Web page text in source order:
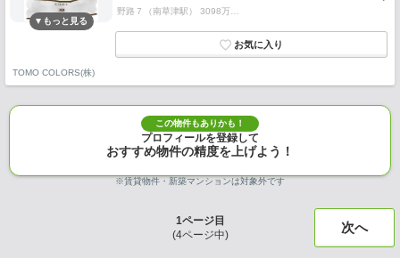
野路７（南草津駅） 3098万…
TOMO COLORS(株)
この物件もありかも！
プロフィールを登録して
おすすめ物件の精度を上げよう！
※賃貸物件・新築マンションは対象外です
1ページ目
(4ページ中) 次へ